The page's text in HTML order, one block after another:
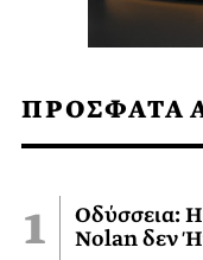
ΠΡΟΣΦΑΤΑ
Οδύσσεια:
Nolan δεν